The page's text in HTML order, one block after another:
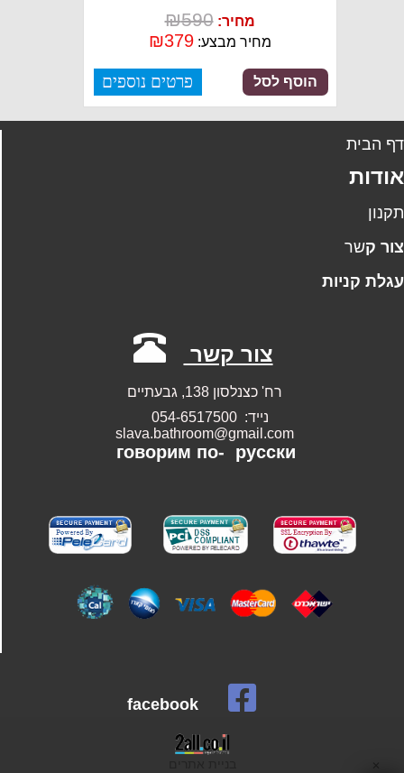
מחיר: ₪590
מחיר מבצע: ₪379
פרטים נוספים הוסף לסל
הבית
ר קשר
קניות
צור קשר
רח' כצנלסון 138, גבעתיים
נייד: 054-6517500
slava.bathroom@gmail.com
говорим по-русски
facebook